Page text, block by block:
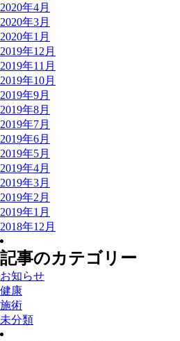
2020年4月
2020年3月
2020年1月
2019年12月
2019年11月
2019年10月
2019年9月
2019年8月
2019年7月
2019年6月
2019年5月
2019年4月
2019年3月
2019年2月
2019年1月
2018年12月
記事のカテゴリー
お知らせ
健康
施術
未分類